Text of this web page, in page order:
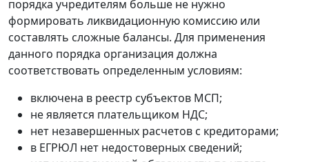
порядка учредителям больше не нужно
формировать ликвидационную комиссию или
составлять сложные балансы. Для применения
данного порядка организация должна
соответствовать определенным условиям:
включена в реестр субъектов МСП;
не является плательщиком НДС;
нет незавершенных расчетов с кредиторами;
в ЕГРЮЛ нет недостоверных сведений;